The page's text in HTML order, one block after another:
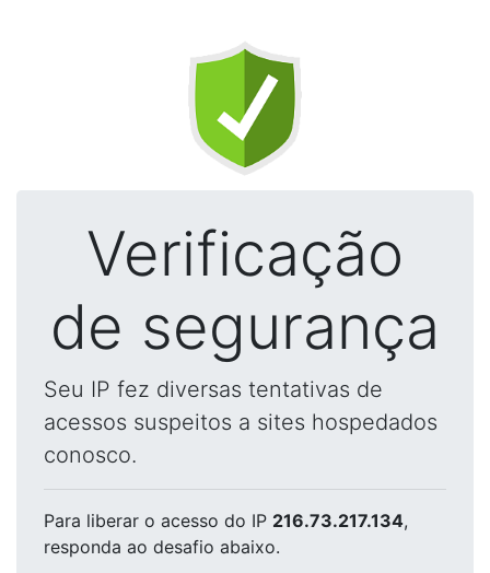
Verificação
de segurança
Seu IP fez diversas tentativas de
acessos suspeitos a sites hospedados
conosco.
Para liberar o acesso do IP 216.73.217.134,
responda ao desafio abaixo.